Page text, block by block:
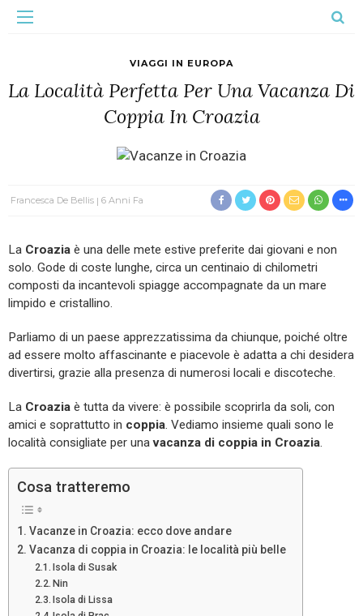
VIAGGI IN EUROPA
La Località Perfetta Per Una Vacanza Di
Coppia In Croazia
Francesca De Bellis 6 Anni Fa
La Croazia è una delle mete estive preferite dai giovani e non
solo. Gode di coste lunghe, circa un centinaio di chilometri
composti da incantevoli spiagge accompagnate da un mare
limpido e cristallino.
Parliamo di un paese apprezzatissima da chiunque, poiché oltre
ad essere molto affascinante e piacevole è adatta a chi desidera
divertirsi, grazie alla presenza di numerosi locali e discoteche.
La Croazia è tutta da vivere: è possibile scoprirla da soli, con
amici e soprattutto in coppia. Vediamo insieme quali sono le
località consigliate per unavacanza di coppia in Croazia.
Cosa tratteremo
Vacanze in Croazia: ecco dove andare
Vacanza di coppia in Croazia: le località più belle
Isola di Susak
Nin
Isola di Lissa